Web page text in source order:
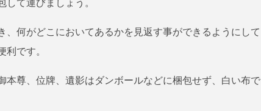
て運びましょう。
何がどこにおいてあるかを見返す事ができるようにして
利です。
本尊、位牌、遺影はダンボールなどに梱包せず、白い布で